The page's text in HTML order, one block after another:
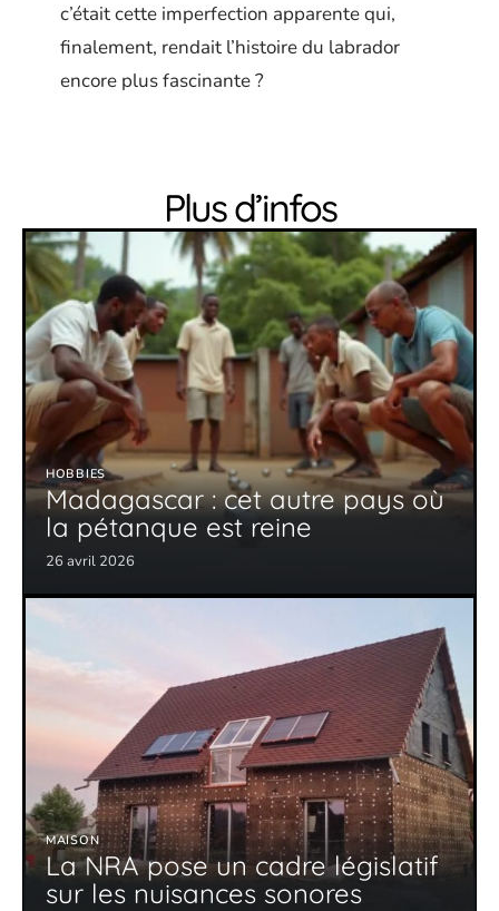
c’était cette imperfection apparente qui,
finalement, rendait l’histoire du labrador
encore plus fascinante ?
Plus d’infos
HOBBIES
Madagascar : cet autre pays où
la pétanque est reine
26 avril 2026
MAISON
La NRA pose un cadre législatif
sur les nuisances sonores